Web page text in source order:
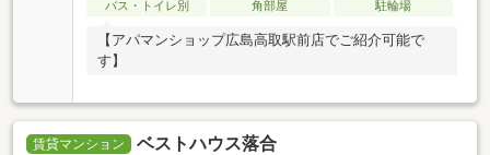
バス・トイレ別
角部屋 駐輪場
【アパマンショップ広島高取駅前店でご紹介可能で
す】
賃貸マンション ベストハウス落合